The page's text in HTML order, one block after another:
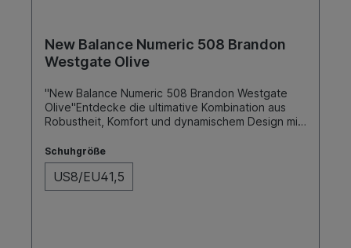
New Balance Numeric 508 Brandon
Westgate Olive
"New Balance Numeric 508 Brandon Westgate
Olive"Entdecke die ultimative Kombination aus
Robustheit, Komfort und dynamischem Design mit
enger Zusammenarbeit mit dem renommierten
Skater Brandon Westgate. Dieser Skateschuh
wurde konzipiert, um den hohen Ansprüchen
professioneller Skater gerecht zu werden und
Schuhgröße
US8/EU41,5